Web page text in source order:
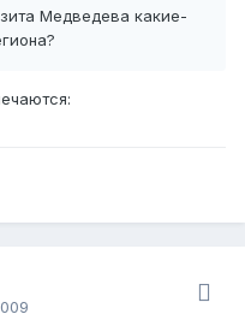
Медведева какие-